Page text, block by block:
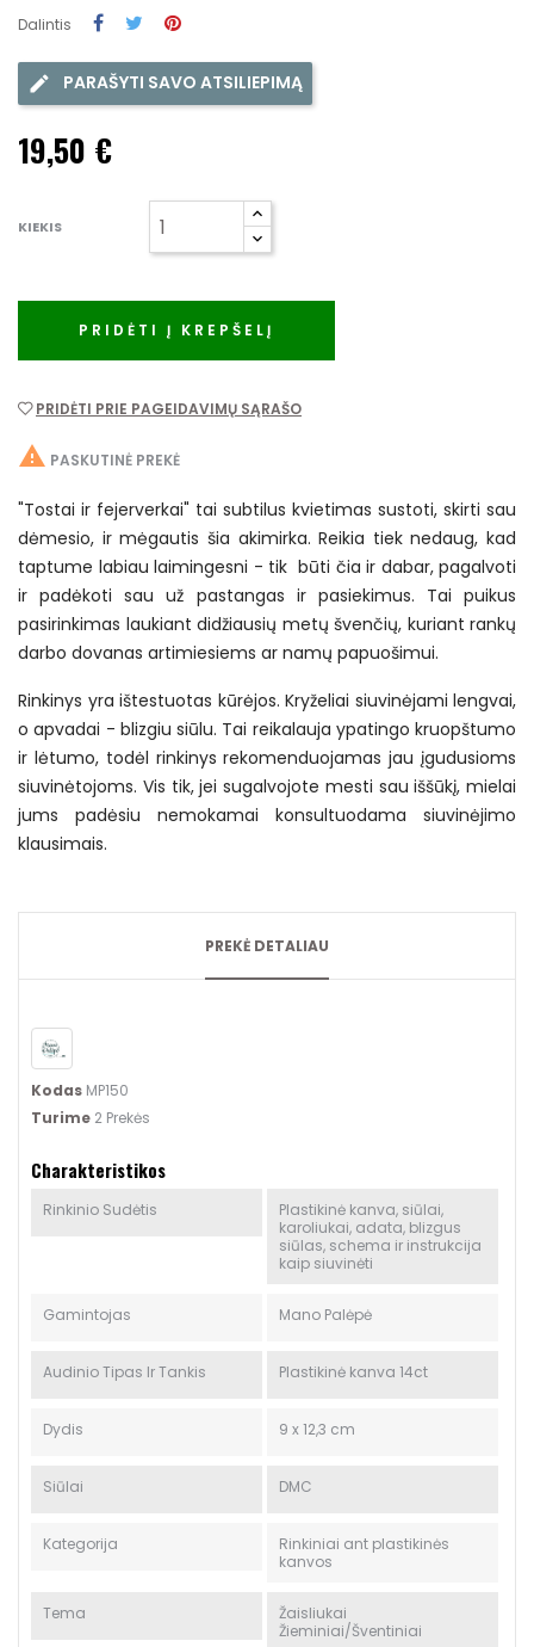
Dalintis
PARAŠYTI SAVO ATSILIEPIMĄ
19,50 €
KIEKIS
PRIDĖTI Į KREPŠELĮ
PRIDĖTI PRIE PAGEIDAVIMŲ SĄRAŠO
 PASKUTINĖ PREKĖ
"Tostai ir fejerverkai" tai subtilus kvietimas sustoti, skirti sau
dėmesio, ir mėgautis šia akimirka. Reikia tiek nedaug, kad
taptume labiau laimingesni - tik būti čia ir dabar, pagalvoti
ir padėkoti sau už pastangas ir pasiekimus. Tai puikus
pasirinkimas laukiant didžiausių metų švenčių, kuriant rankų
darbo dovanas artimiesiems ar namų papuošimui.
Rinkinys yra ištestuotas kūrėjos. Kryželiai siuvinėjami lengvai,
o apvadai - blizgiu siūlu. Tai reikalauja ypatingo kruopštumo
ir lėtumo, todėl rinkinys rekomenduojamas jau įgudusioms
siuvinėtojoms. Vis tik, jei sugalvojote mesti sau iššūkį, mielai
jums padėsiu nemokamai konsultuodama siuvinėjimo
klausimais.
PREKĖ DETALIAU
Kodas MP150
Turime 2 Prekės
Charakteristikos
Rinkinio Sudėtis
Plastikinė kanva, siūlai,
karoliukai, adata, blizgus
siūlas, schema ir instrukcija
kaip siuvinėti
Gamintojas Mano Palėpė
Audinio Tipas Ir Tankis Plastikinė kanva 14ct
Dydis 9 x 12,3 cm
Siūlai DMC
Kategorija
Rinkiniai ant plastikinės
kanvos
Tema
Žaisliukai
Žieminiai/Šventiniai